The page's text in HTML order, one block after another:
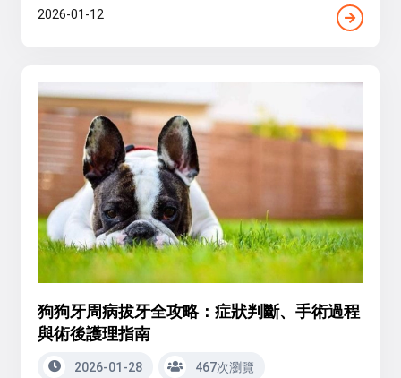
2026-01-12
狗狗牙周病拔牙全攻略：症狀判斷、手術過程
與術後護理指南
2026-01-28 467次瀏覽